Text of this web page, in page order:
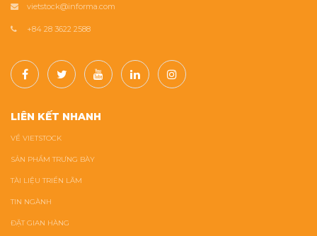
vietstock@informa.com
+84 28 3622 2588
LIÊN KẾT NHANH
VỀ VIETSTOCK
SẢN PHẨM TRƯNG BÀY
TÀI LIỆU TRIỂN LÃM
TIN NGÀNH
ĐẶT GIAN HÀNG